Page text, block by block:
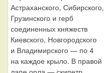
Астраханского, Сибирского,
Грузинского и герб
соединенных княжеств
Киевского, Новгородского
и Владимирского — по 4
на каждое крыло. В правой